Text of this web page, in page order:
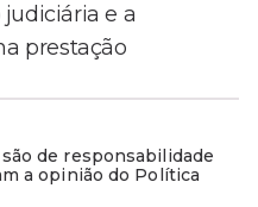
e a
prestação
de responsabilidade
a opinião do Política